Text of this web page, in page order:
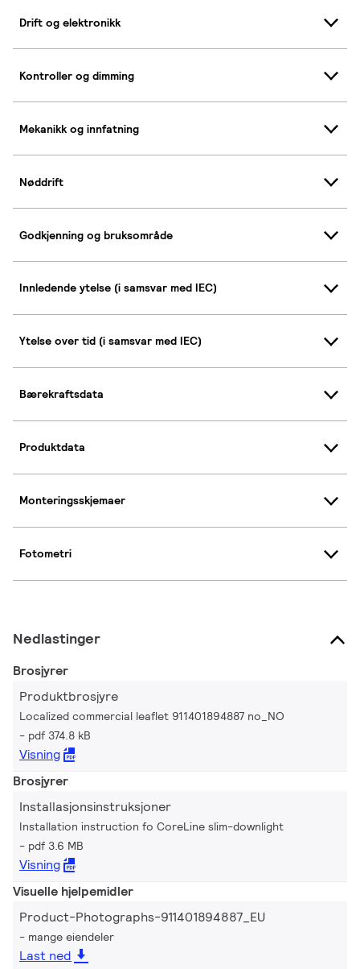
Drift og elektronikk
Kontroller og dimming
Mekanikk og innfatning
Nøddrift
Godkjenning og bruksområde
Innledende ytelse (i samsvar med IEC)
Ytelse over tid (i samsvar med IEC)
Bærekraftsdata
Produktdata
Monteringsskjemaer
Fotometri
Nedlastinger
Brosjyrer
Produktbrosjyre
Localized commercial leaflet 911401894887 no_NO
pdf 374.8 kB
Visning
Brosjyrer
Installasjonsinstruksjoner
Installation instruction fo CoreLine slim-downlight
pdf 3.6 MB
Visning
Visuelle hjelpemidler
Product-Photographs-911401894887_EU
mange eiendeler
Last ned